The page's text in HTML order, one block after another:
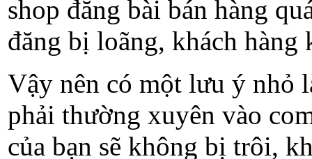
shop đăng bài bán hàng
đăng bị loãng, khách
Vậy nên có một lưu ý nhỏ
phải thường xuyên vào
của bạn sẽ không bị trôi,